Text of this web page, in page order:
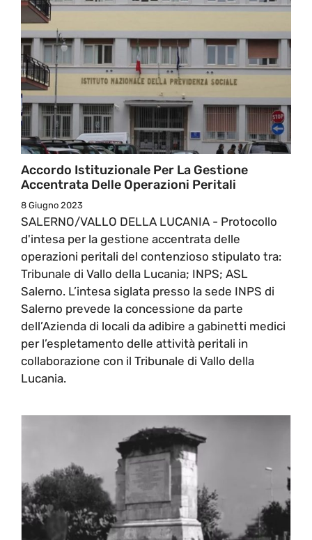
Accordo Istituzionale Per La Gestione
Accentrata Delle Operazioni Peritali
8 Giugno 2023
SALERNO/VALLO DELLA LUCANIA - Protocollo
d'intesa per la gestione accentrata delle
operazioni peritali del contenzioso stipulato tra:
Tribunale di Vallo della Lucania; INPS; ASL
Salerno. L’intesa siglata presso la sede INPS di
Salerno prevede la concessione da parte
dell’Azienda di locali da adibire a gabinetti medici
per l’espletamento delle attività peritali in
collaborazione con il Tribunale di Vallo della
Lucania.